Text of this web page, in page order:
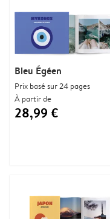
Bleu Égéen
Prix basé sur 24 pages
À partir de
28,99 €